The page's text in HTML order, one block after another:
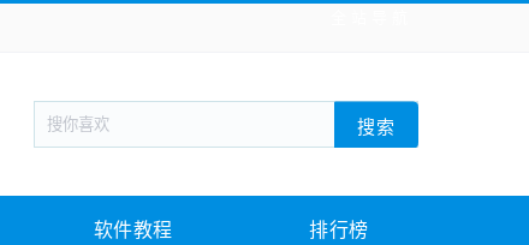
新闻阅读 旅游出行 生活实用
战棋游戏 枪战射击 模拟经营
教育教学 游戏娱乐 系统软件 素材下载
搜索
软件教程 排行榜